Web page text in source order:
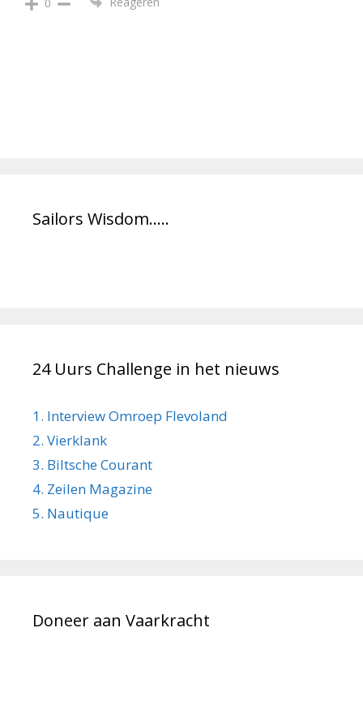
Sailors Wisdom…..
24 Uurs Challenge in het nieuws
1. Interview Omroep Flevoland
2. Vierklank
3. Biltsche Courant
4. Zeilen Magazine
5. Nautique
Doneer aan Vaarkracht